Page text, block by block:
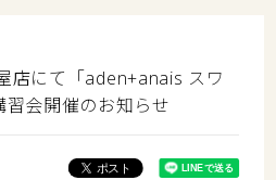
店にて「aden+anais スワ
習会開催のお知らせ